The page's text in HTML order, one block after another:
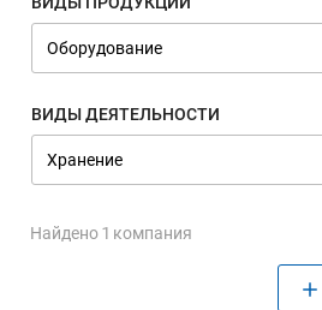
ВИДЫ ДЕЯТЕЛЬНОСТИ
Найдено 1 компания